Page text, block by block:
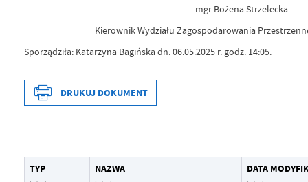
mgr Bożena Strzelecka
Kierownik Wydziału Zagospodarowania
Sporządziła: Katarzyna Bagińska dn. 06.05.2025 r. godz. 14:05.
Wytworzył Katarzyna
DRUKUJ DOKUMENT
TYP NAZWA DATA